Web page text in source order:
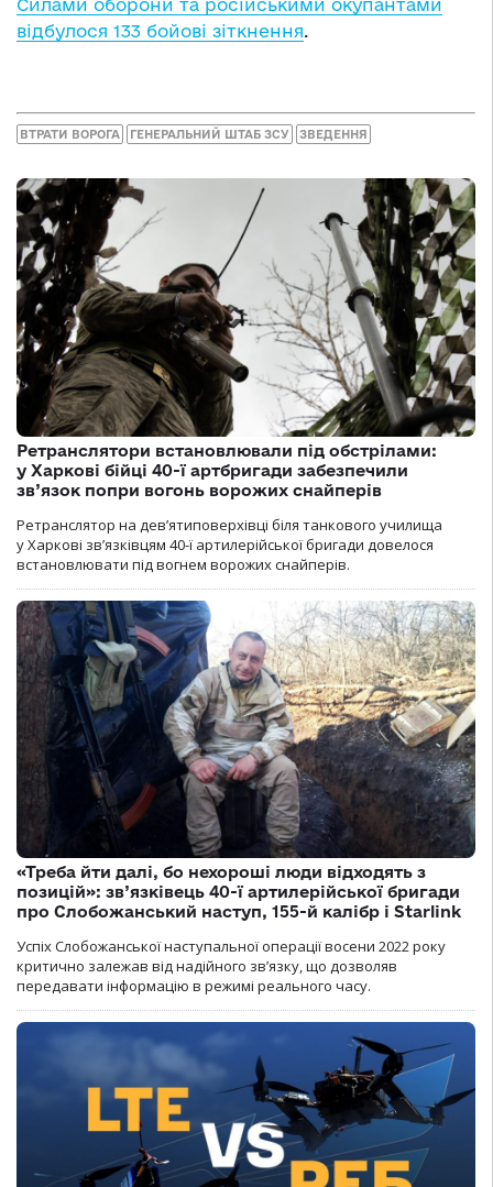
Силами оборони та російськими окупантами
відбулося 133 бойові зіткнення.
ВТРАТИ ВОРОГА ГЕНЕРАЛЬНИЙ ШТАБ ЗСУ ЗВЕДЕННЯ
Ретранслятори встановлювали під обстрілами:
у Харкові бійці 40-ї артбригади забезпечили
зв’язок попри вогонь ворожих снайперів
Ретранслятор на дев’ятиповерхівці біля танкового училища
у Харкові зв’язківцям 40-ї артилерійської бригади довелося
встановлювати під вогнем ворожих снайперів.
«Треба йти далі, бо нехороші люди відходять з
позицій»: зв’язківець 40-ї артилерійської бригади
про Слобожанський наступ, 155-й калібр і Starlink
Успіх Слобожанської наступальної операції восени 2022 року
критично залежав від надійного зв’язку, що дозволяв
передавати інформацію в режимі реального часу.